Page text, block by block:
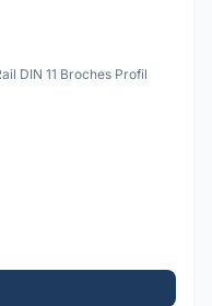
DIN 11 Broches Profil